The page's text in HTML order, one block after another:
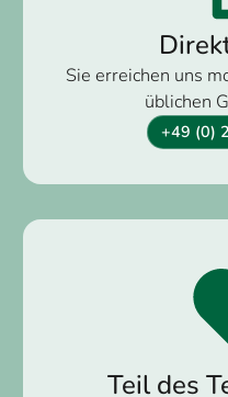
Sie erreichen uns
üblichen
+49 (0)
Teil des